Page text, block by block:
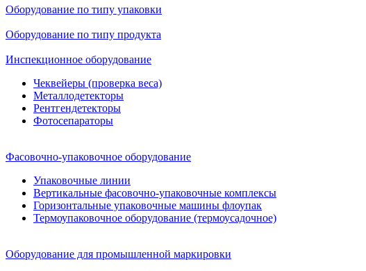
Оборудование по типу упаковки
Оборудование по типу продукта
Инспекционное оборудование
Чеквейеры (проверка веса)
Металлодетекторы
Рентгендетекторы
Фотосепараторы
Фасовочно-упаковочное оборудование
Упаковочные линии
Вертикальные фасовочно-упаковочные комплексы
Горизонтальные упаковочные машины флоупак
Термоупаковочное оборудование (термоусадочное)
Оборудование для промышленной маркировки